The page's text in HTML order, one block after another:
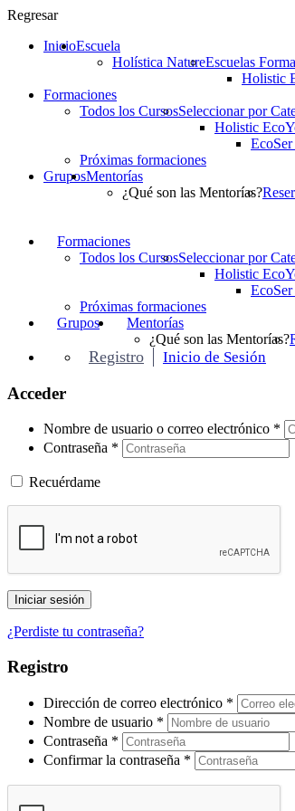
Regresar
InicioEscuela
Holística NatureEscuelas
Holistic
Formaciones
Todos los CursosSeleccionar por
Holistic
EcoSer
Próximas formaciones
GruposMentorías
¿Qué son las Mentorías?
Formaciones
Todos los CursosSeleccionar por
Holistic
EcoSer
Próximas formaciones
Grupos
Mentorías
¿Qué son las Mentorías?
Registro Inicio de Sesión
Acceder
Nombre de usuario o correo electrónico *
Contraseña *
Recuérdame
Iniciar sesión
¿Perdiste tu contraseña?
Registro
Dirección de correo electrónico *
Nombre de usuario *
Contraseña *
Confirmar la contraseña *